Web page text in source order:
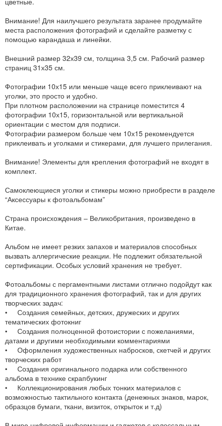
Внимание! Для наилучшего результата заранее продумайте
места расположения фотографий и сделайте разметку с
помощью карандаша и линейки.
Внешний размер 32х39 см, толщина 3,5 см. Рабочий размер
страниц 31х35 см.
Фотографии 10х15 или меньше чаще всего приклеивают на
уголки, это просто и удобно.
При плотном расположении на странице поместится 4
фотографии 10х15, горизонтальной или вертикальной
ориентации с местом для подписи.
Фотографии размером больше чем 10х15 рекомендуется
приклеивать и уголками и стикерами, для лучшего прилегания.
Внимание! Элементы для крепления фотографий не входят в
комплект.
Самоклеющиеся уголки и стикеры можно приобрести в разделе
“Аксессуары к фотоальбомам”
Страна происхождения – Великобритания, произведено в
Китае.
Альбом не имеет резких запахов и материалов способных
вызвать аллергические реакции. Не подлежит обязательной
сертификации. Особых условий хранения не требует.
Фотоальбомы с пергаментными листами отлично подойдут как
для традиционного хранения фотографий, так и для других
творческих задач:
• Создания семейных, детских, дружеских и других
тематических фотокниг
• Создания полноценной фотоистории с пожеланиями,
датами и другими необходимыми комментариями
• Оформления художественных набросков, скетчей и других
творческих работ
• Создания оригинального подарка или собственного
альбома в технике скрапбукинг
• Коллекционирования любых тонких материалов с
возможностью тактильного контакта (денежных знаков, марок,
образцов бумаги, ткани, визиток, открыток и т.д)